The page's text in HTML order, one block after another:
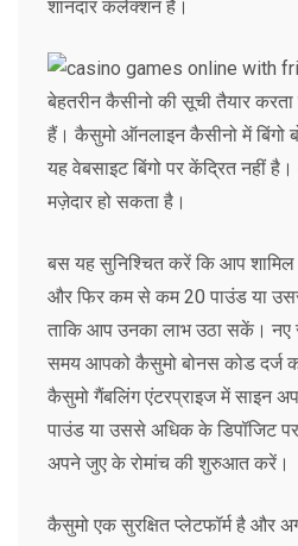
शानदार कलेक्शन है।
बेहतरीन कैसीनो की सूची तैयार
हैं। कैसुमो ऑनलाइन कैसीनो में बिंगो
यह वेबसाइट बिंगो पर केंद्रित नहीं
मज़ेदार हो सकता है।
बस यह सुनिश्चित करें कि आप
और फिर कम से कम 20 पाउंड या
ताकि आप उनका लाभ उठा सकें। नए
समय आपको कैसुमो बोनस कोड दर्ज
कैसुमो गैंबलिंग एंटरप्राइज में साइन
पाउंड या उससे अधिक के डिपॉजिट
अपने जुए के रोमांच की शुरुआत करें।
कैसुमो एक सुरक्षित प्लेटफॉर्म है और